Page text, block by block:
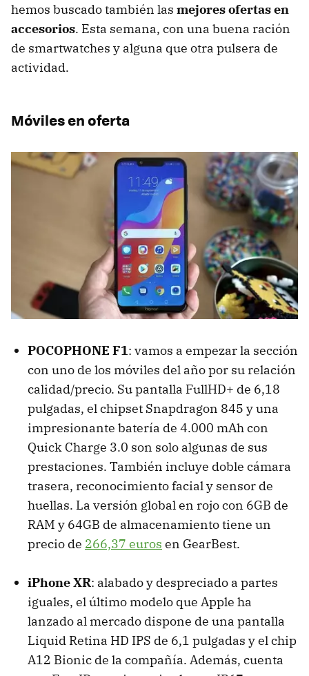
hemos buscado también las mejores ofertas en
accesorios. Esta semana, con una buena ración
de smartwatches y alguna que otra pulsera de
actividad.
Móviles en oferta
POCOPHONE F1: vamos a empezar la sección
con uno de los móviles del año por su relación
calidad/precio. Su pantalla FullHD+ de 6,18
pulgadas, el chipset Snapdragon 845 y una
impresionante batería de 4.000 mAh con
Quick Charge 3.0 son solo algunas de sus
prestaciones. También incluye doble cámara
trasera, reconocimiento facial y sensor de
huellas. La versión global en rojo con 6GB de
RAM y 64GB de almacenamiento tiene un
precio de 266,37 euros en GearBest.
iPhone XR: alabado y despreciado a partes
iguales, el último modelo que Apple ha
lanzado al mercado dispone de una pantalla
Liquid Retina HD IPS de 6,1 pulgadas y el chip
A12 Bionic de la compañía. Además, cuenta